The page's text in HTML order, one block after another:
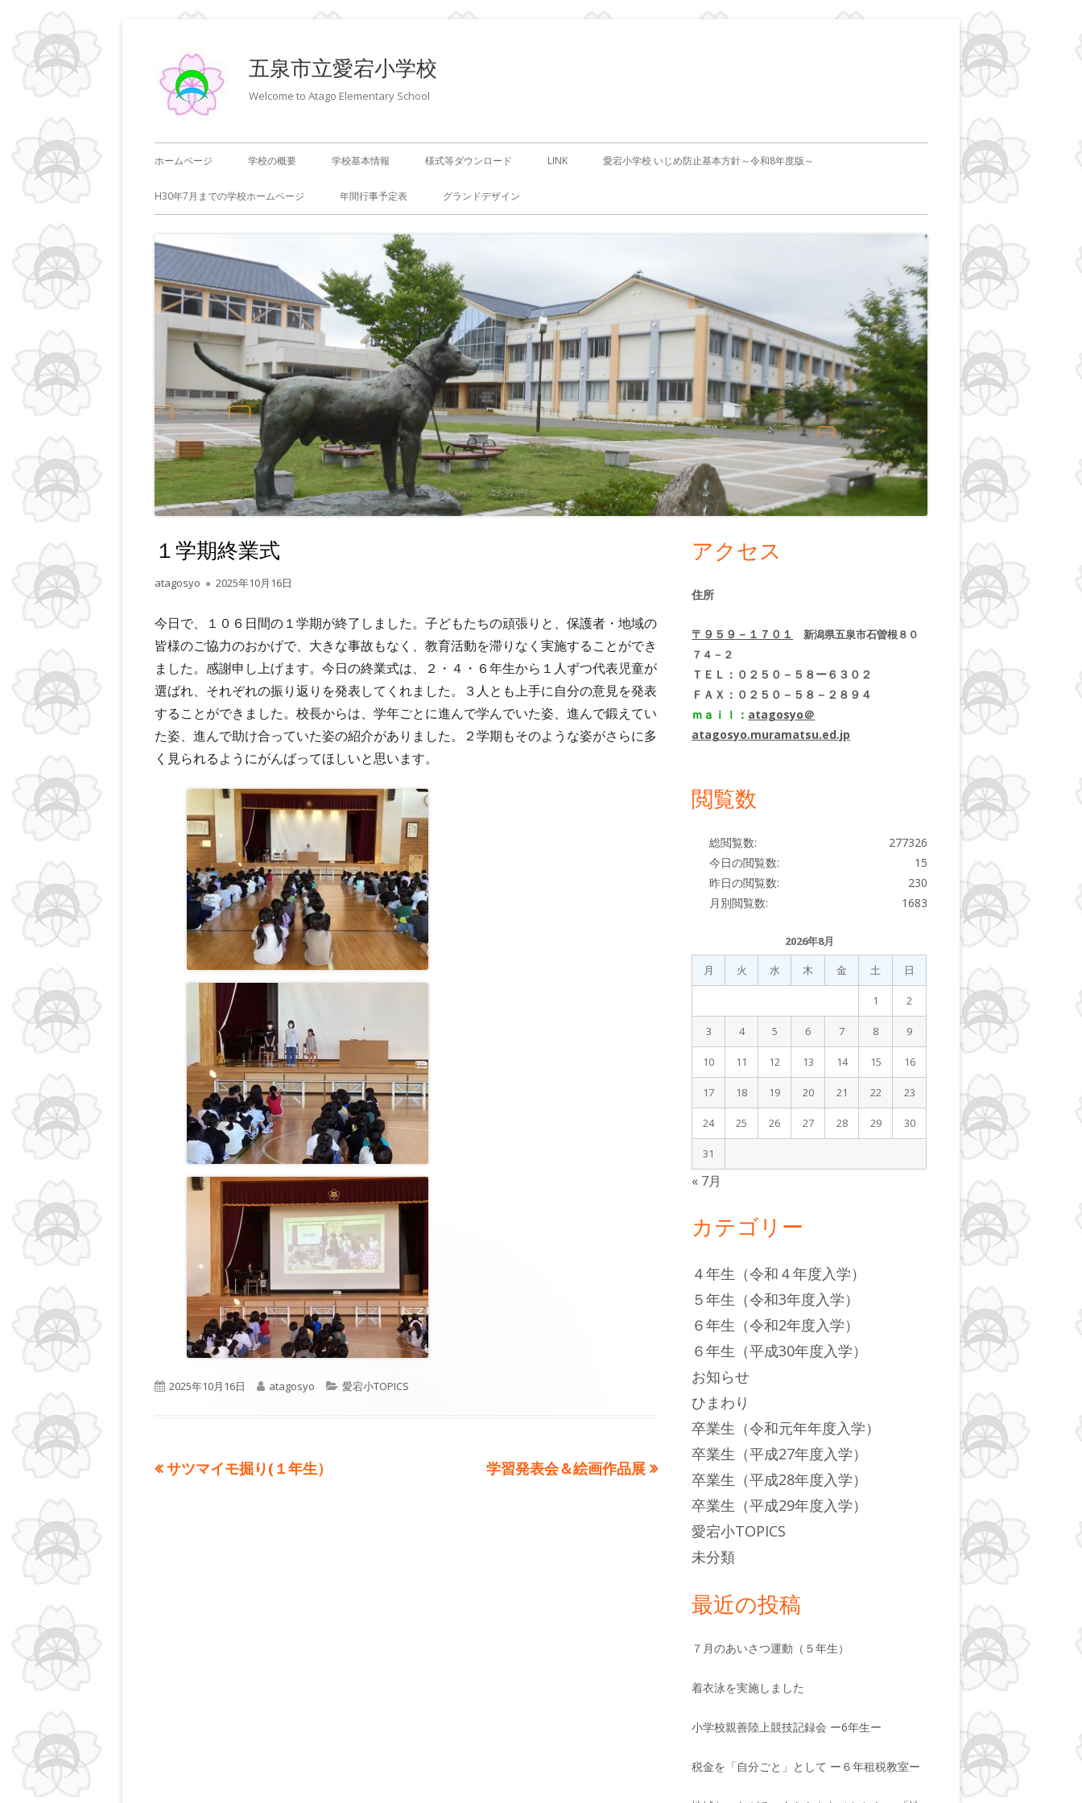
五泉市立愛宕小学校
Welcome to Atago Elementary School
メ
イ
メ
ニ
ュ
ホームページ 学校の概要 学校基本情報 様式等ダウンロード LINK 愛宕小学校 いじめ防止基本方針～令和8年度版～
H30年7月までの学校ホームページ 年間行事予定表 グランドデザイン
１学期終業式
作
者
atagosyo
公
日
2025年10月16日
今日で、１０６日間の１学期が終了しました。子どもたちの頑張りと、保護者・地域の
皆様のご協力のおかげで、大きな事故もなく、教育活動を滞りなく実施することができ
ました。感謝申し上げます。今日の終業式は、２・４・６年生から１人ずつ代表児童が
選ばれ、それぞれの振り返りを発表してくれました。３人とも上手に自分の意見を発表
することができました。校長からは、学年ごとに進んで学んでいた姿、進んで鍛えてい
た姿、進んで助け合っていた姿の紹介がありました。２学期もそのような姿がさらに多
く見られるようにがんばってほしいと思います。
公
2025年10月16日
作
atagosyo
カ
愛宕小TOPICS
投前
サツマイモ掘り(１年生）
次
学習発表会＆絵画作品展
メ
イ
サ
イ
ド
ー
アクセス
住所
〒９５９－１７０１
新潟県五泉市石曽根８０
７４－２
ＴＥＬ：０２５０－５８ー６３０２
ＦＡＸ：０２５０－５８－２８９４
ｍａｉｌ： atagosyo＠
atagosyo.muramatsu.ed.jp
閲覧数
277326
総閲覧数:
15
今日の閲覧数:
230
昨日の閲覧数:
1683
月別閲覧数:
2026年8月
月
火 水 木 金 土 日
1 2
3 4 5 6 7 8 9
10 11 12 13 14 15 16
17 18 19 20 21 22 23
24 25 26 27 28 29 30
31
« 7月
カテゴリー
４年生（令和４年度入学）
５年生（令和3年度入学）
６年生（令和2年度入学）
６年生（平成30年度入学）
お知らせ
ひまわり
卒業生（令和元年年度入学）
卒業生（平成27年度入学）
卒業生（平成28年度入学）
卒業生（平成29年度入学）
愛宕小TOPICS
未分類
最近の投稿
７月のあいさつ運動（５年生）
着衣泳を実施しました
小学校親善陸上競技記録会 ー6年生ー
税金を「自分ごと」として ー６年租税教室ー